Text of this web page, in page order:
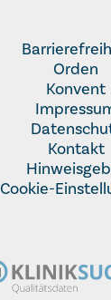
Orden
Konvent
Kontakt
Cookie-